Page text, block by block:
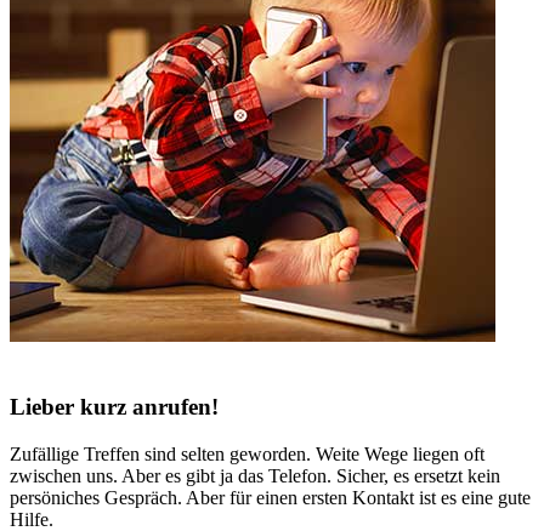
Lieber kurz anrufen!
Zufällige Treffen sind selten geworden. Weite Wege liegen oft
zwischen uns. Aber es gibt ja das Telefon. Sicher, es ersetzt kein
persöniches Gespräch. Aber für einen ersten Kontakt ist es eine gute
Hilfe.